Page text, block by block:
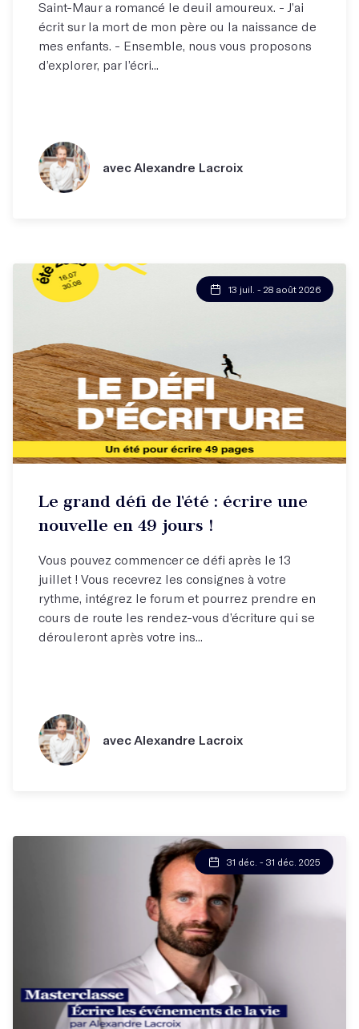
Saint-Maur a romancé le deuil amoureux. - J’ai
écrit sur la mort de mon père ou la naissance de
mes enfants. - Ensemble, nous vous proposons
d’explorer, par l’écri...
avec Alexandre Lacroix
13 juil. - 28 août 2026
Le grand défi de l'été : écrire une
nouvelle en 49 jours !
Vous pouvez commencer ce défi après le 13
juillet ! Vous recevrez les consignes à votre
rythme, intégrez le forum et pourrez prendre en
cours de route les rendez-vous d’écriture qui se
dérouleront après votre ins...
avec Alexandre Lacroix
31 déc. - 31 déc. 2025